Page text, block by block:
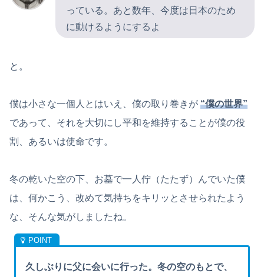
っている。あと数年、今度は日本のため
に動けるようにするよ
と。
僕は小さな一個人とはいえ、僕の取り巻きが “僕の世界”
であって、それを大切にし平和を維持することが僕の役
割、あるいは使命です。
冬の乾いた空の下、お墓で一人佇（たたず）んでいた僕
は、何かこう、改めて気持ちをキリッとさせられたよう
な、そんな気がしましたね。
久しぶりに父に会いに行った。冬の空のもとで、